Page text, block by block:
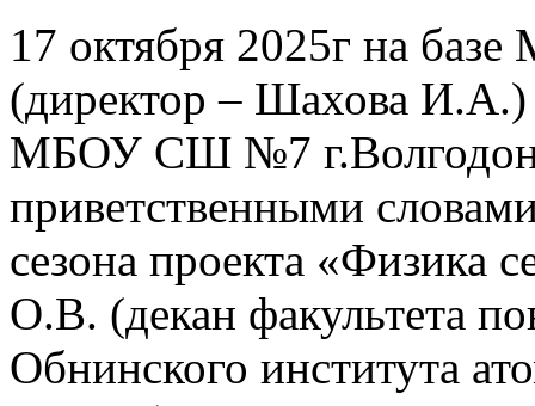
17 октября 2025г на
(директор – Шахова И.А.)
МБОУ СШ №7
приветственными
сезона проекта «Физика
О.В. (декан факультета
Обнинского института